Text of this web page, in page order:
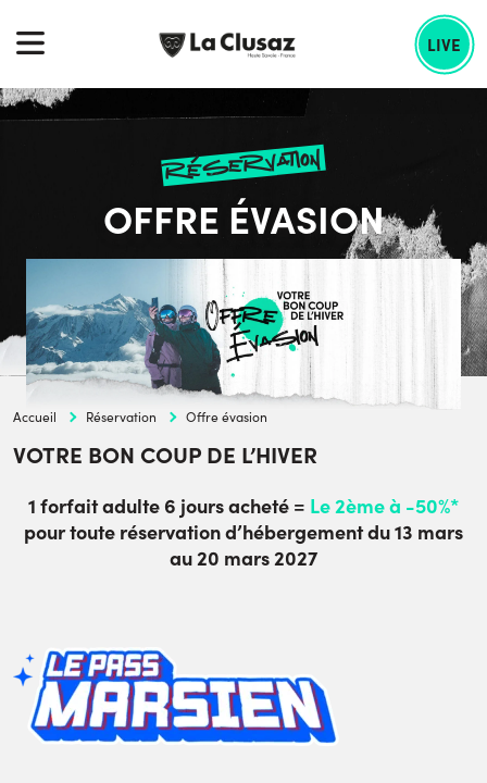
:
content
LIVE
réservation
OFFRE ÉVASION
Accueil Réservation Offre évasion
VOTRE BON COUP DE L’HIVER
1 forfait adulte 6 jours acheté = Le 2ème à -50%*
pour toute réservation d’hébergement du13 mars
au 20 mars 2027